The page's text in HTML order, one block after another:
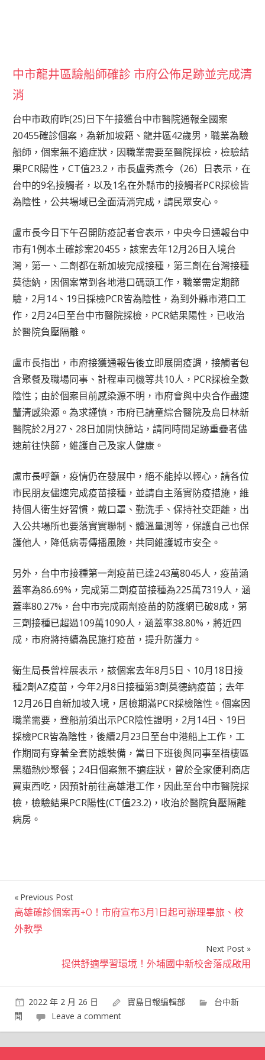
中市龍井區驗船師確診 市府公佈足跡並完成清
消
台中市政府昨(25)日下午接獲台中市醫院通報全國案
20455確診個案，為新加坡籍、龍井區42歲男，職業為驗
船師，個案無不適症狀，因職業需要至醫院採檢，檢驗結
果PCR陽性，CT值23.2，市長盧秀燕今（26）日表示，在
台中的9名接觸者，以及1名在外縣市的接觸者PCR採檢皆
為陰性，公共場域已全面清消完成，請民眾安心。
盧市長今日下午召開防疫記者會表示，中央今日通報台中
市有1例本土確診案20455，該案去年12月26日入境台
灣，第一、二劑都在新加坡完成接種，第三劑在台灣接種
莫德納，因個案常到各地港口碼頭工作，職業需定期篩
驗，2月14、19日採檢PCR皆為陰性，為到外縣市港口工
作，2月24日至台中市醫院採檢，PCR結果陽性，已收治
於醫院負壓隔離。
盧市長指出，市府接獲通報告後立即展開疫調，接觸者包
含聚餐及職場同事、計程車司機等共10人，PCR採檢全數
陰性；由於個案目前感染源不明，市府會與中央合作盡速
釐清感染源。為求謹慎，市府已請童綜合醫院及烏日林新
醫院於2月27、28日加開快篩站，請同時間足跡重疊者儘
速前往快篩，維護自己及家人健康。
盧市長呼籲，疫情仍在發展中，絕不能掉以輕心，請各位
市民朋友儘速完成疫苗接種，並請自主落實防疫措施，維
持個人衛生好習慣，戴口罩、勤洗手、保持社交距離，出
入公共場所也要落實實聯制、體溫量測等，保護自己也保
護他人，降低病毒傳播風險，共同維護城市安全。
另外，台中市接種第一劑疫苗已達243萬8045人，疫苗涵
蓋率為86.69%，完成第二劑疫苗接種為225萬7319人，涵
蓋率80.27%，台中市完成兩劑疫苗的防護網已破8成，第
三劑接種已超過109萬1090人，涵蓋率38.80%，將近四
成，市府將持續為民施打疫苗，提升防護力。
衛生局長曾梓展表示，該個案去年8月5日、10月18日接
種2劑AZ疫苗，今年2月8日接種第3劑莫德納疫苗；去年
12月26日自新加坡入境，居檢期滿PCR採檢陰性。個案因
職業需要，登船前須出示PCR陰性證明，2月14日、19日
採檢PCR皆為陰性，後續2月23日至台中港船上工作，工
作期間有穿著全套防護裝備，當日下班後與同事至梧棲區
黑貓熱炒聚餐；24日個案無不適症狀，曾於全家便利商店
買東西吃，因預計前往高雄港工作，因此至台中市醫院採
檢，檢驗結果PCR陽性(CT值23.2)，收治於醫院負壓隔離
病房。
文
章
Previous Post
高雄確診個案再+0！市府宣布3月1日起可辦理畢旅、校
外教學
Next Post
提供舒適學習環境！外埔國中新校舍落成啟用
2022 年 2 月 26 日 寶島日報編輯部
台中新
聞
Leave a comment